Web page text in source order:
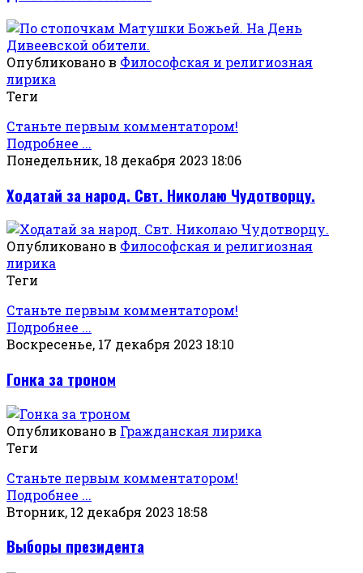
Опубликовано в Философская и религиозная
лирика
Теги
Станьте первым комментатором!
Подробнее ...
Понедельник, 18 декабря 2023 18:06
Ходатай за народ. Свт. Николаю Чудотворцу.
Опубликовано в Философская и религиозная
лирика
Теги
Станьте первым комментатором!
Подробнее ...
Воскресенье, 17 декабря 2023 18:10
Гонка за троном
Опубликовано в Гражданская лирика
Теги
Станьте первым комментатором!
Подробнее ...
Вторник, 12 декабря 2023 18:58
Выборы президента